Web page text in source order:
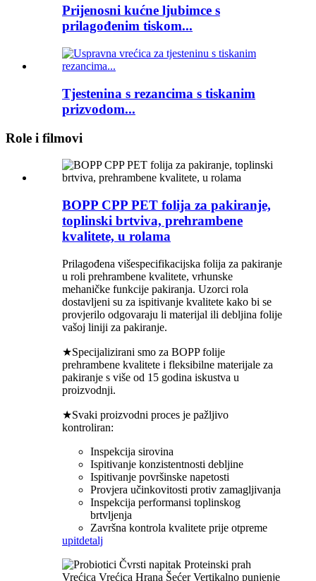
Prijenosni kućne ljubimce s
prilagođenim tiskom...
Tjestenina s rezancima s tiskanim
prizvodom...
Role i filmovi
BOPP CPP PET folija za pakiranje,
toplinski brtviva, prehrambene
kvalitete, u rolama
Prilagođena višespecifikacijska folija za pakiranje
u roli prehrambene kvalitete, vrhunske
mehaničke funkcije pakiranja. Uzorci rola
dostavljeni su za ispitivanje kvalitete kako bi se
provjerilo odgovaraju li materijal ili debljina folije
vašoj liniji za pakiranje.
★Specijalizirani smo za BOPP folije
prehrambene kvalitete i fleksibilne materijale za
pakiranje s više od 15 godina iskustva u
proizvodnji.
★Svaki proizvodni proces je pažljivo
kontroliran:
Inspekcija sirovina
Ispitivanje konzistentnosti debljine
Ispitivanje površinske napetosti
Provjera učinkovitosti protiv zamagljivanja
Inspekcija performansi toplinskog
brtvljenja
Završna kontrola kvalitete prije otpreme
upitdetalj